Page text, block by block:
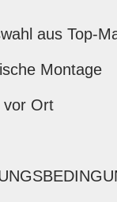
aus Top-
Montage
vor Ort